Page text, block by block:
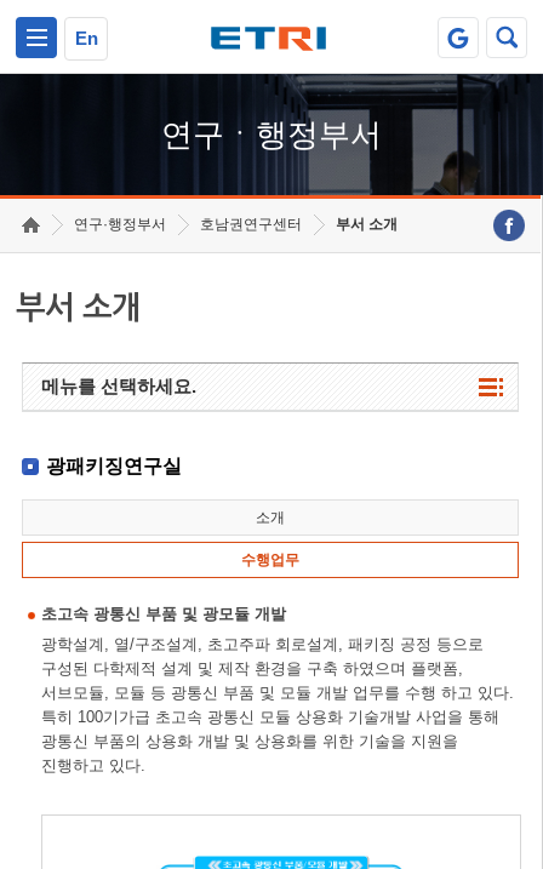
En
연구ㆍ행정부서
연구·행정부서 호남권연구센터 부서 소개
부서 소개
메뉴를 선택하세요.
광패키징연구실
소개
수행업무
초고속 광통신 부품 및 광모듈 개발
광학설계, 열/구조설계, 초고주파 회로설계, 패키징 공정 등으로
구성된 다학제적 설계 및 제작 환경을 구축 하였으며 플랫폼,
서브모듈, 모듈 등 광통신 부품 및 모듈 개발 업무를 수행 하고 있다.
특히 100기가급 초고속 광통신 모듈 상용화 기술개발 사업을 통해
광통신 부품의 상용화 개발 및 상용화를 위한 기술을 지원을
진행하고 있다.